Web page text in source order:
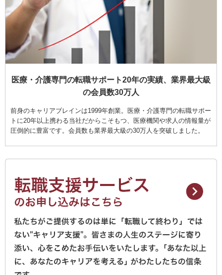
医療・介護専門の転職サポート20年の実績、業界最大級
の会員数30万人
前身のキャリアブレインは1999年創業。医療・介護専門の転職サポー
トに20年以上携わる当社だからこそもつ、医療機関や求人の情報量が
圧倒的に豊富です。会員数も業界最大級の30万人を突破しました。